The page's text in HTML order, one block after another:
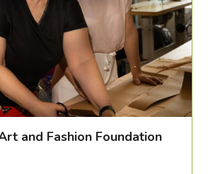
and Fashion Foundation